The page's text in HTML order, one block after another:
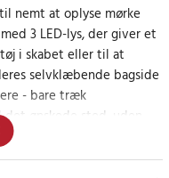
nemt at oplyse mørke
3 LED-lys, der giver et
i skabet eller til at
selvklæbende bagside
- bare træk
ønskede sted, uden
også ideelle som
sengen for at give